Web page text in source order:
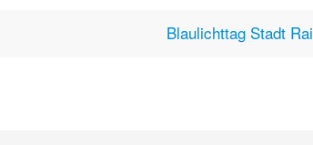
Blaulichttag Stadt